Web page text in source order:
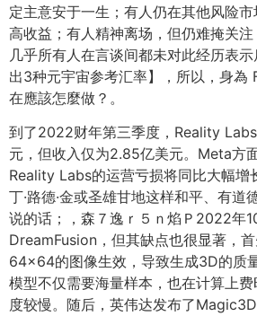
定主意安于一生；有人仍在其他风险
高收益；有人精神离场，但仍难掩关注
几乎所有人在言谈间都未对此经历表
出3种元宇宙参考汇率】，所以，身為
在應該怎麼做？。
到了2022财年第三季度，Reality
元，但收入仅为2.85亿美元。Meta方
Reality Labs的运营亏损将同比大幅增
丁·路德·金或圣雄甘地这样和平、有道
说的话；，森７逸ｒ５ｎ焰Ｐ2022年
DreamFusion，但其缺点也很显著，
64×64的图像生效，导致生成3D的质
模型不仅需要海量样本，也在计算上
度较慢。随后，英伟达发布了